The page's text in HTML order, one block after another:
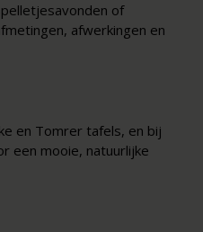
of
afwerkingen en
en Tomrer tafels, en bij
een mooie, natuurlijke